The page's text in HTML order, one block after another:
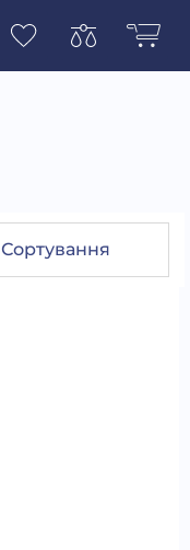
Сортування